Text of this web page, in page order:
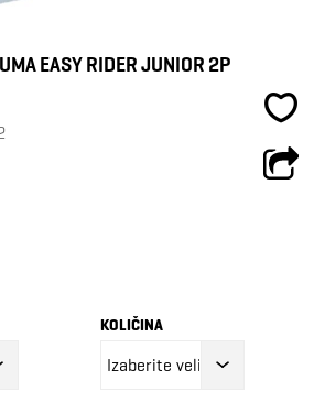
EASY RIDER JUNIOR 2P
KOLIČINA